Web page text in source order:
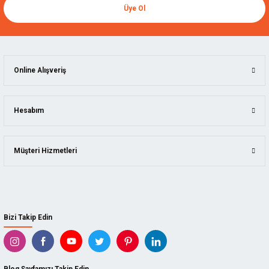
Üye Ol
Bizi Takip Edin
Online Alışveriş
Hesabım
Müşteri Hizmetleri